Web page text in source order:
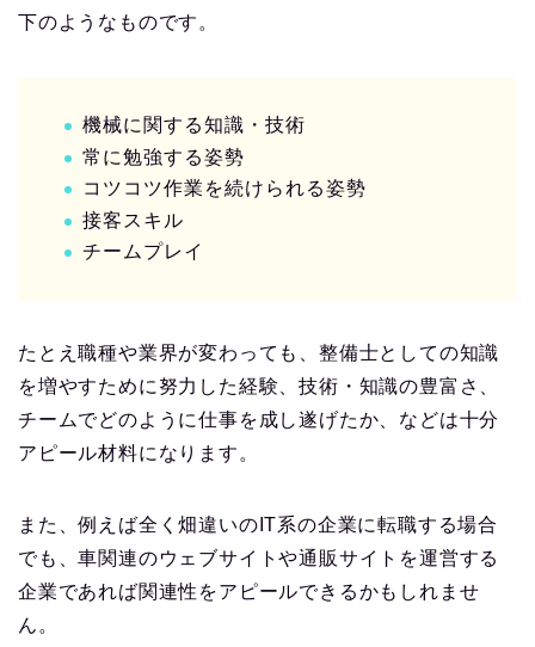
下のようなものです。
機械に関する知識・技術
常に勉強する姿勢
コツコツ作業を続けられる姿勢
接客スキル
チームプレイ
たとえ職種や業界が変わっても、整備士としての知識
を増やすために努力した経験、技術・知識の豊富さ、
チームでどのように仕事を成し遂げたか、などは十分
アピール材料になります。
また、例えば全く畑違いのIT系の企業に転職する場合
でも、車関連のウェブサイトや通販サイトを運営する
企業であれば関連性をアピールできるかもしれませ
ん。